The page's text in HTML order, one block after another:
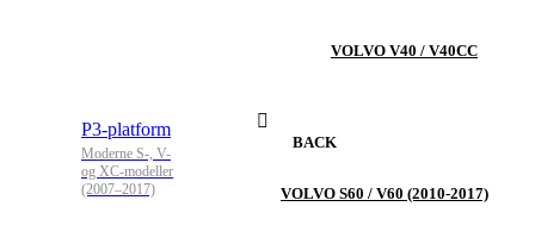
VOLVO V40 / V40CC
P3-platform
Moderne S-, V-
og XC-modeller
(2007–2017)
BACK
VOLVO S60 / V60 (2010-2017)